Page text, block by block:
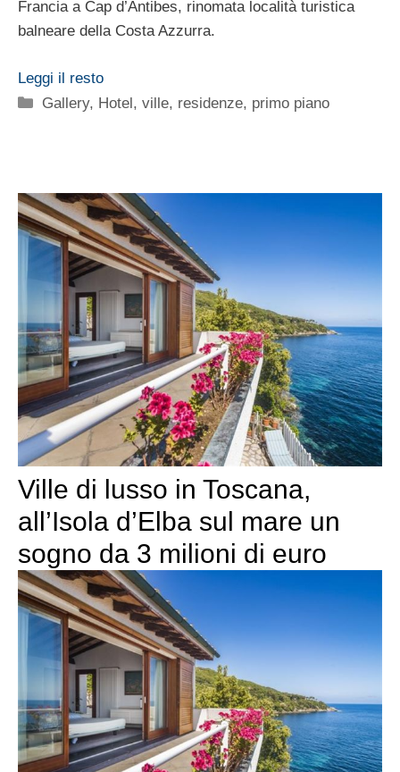
Francia a Cap d’Antibes, rinomata località turistica
balneare della Costa Azzurra.
Leggi il resto
Categorie
Gallery, Hotel, ville, residenze, primo piano
Ville di lusso in Toscana,
all’Isola d’Elba sul mare un
sogno da 3 milioni di euro